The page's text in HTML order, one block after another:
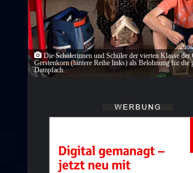
Die Schülerinnen und Schüler der vierten Klasse
Gerstenkorn (hintere Reihe links) als Belohnung für die
Dampfach.